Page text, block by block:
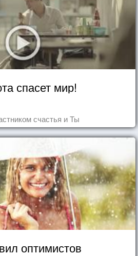
спасет мир!
счастья и Ты
оптимистов